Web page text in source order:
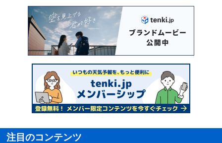
注目のコンテンツ